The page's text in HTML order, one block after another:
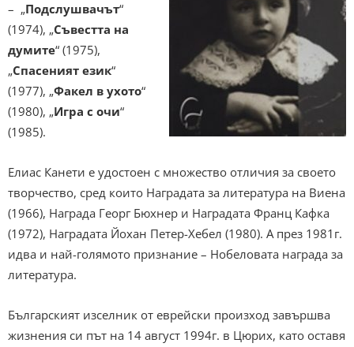
– „Подслушвачът“
(1974), „Съвестта на
думите“ (1975),
„Спасеният език“
(1977), „Факел в ухото“
(1980), „Игра с очи“
(1985).
Елиас Канети е удостоен с множество отличия за своето
творчество, сред които Наградата за литература на Виена
(1966), Награда Георг Бюхнер и Наградата Франц Кафка
(1972), Наградата Йохан Петер-Хебел (1980). А през 1981г.
идва и най-голямото признание – Нобеловата награда за
литература.
Българският изселник от еврейски произход завършва
жизнения си път на 14 август 1994г. в Цюрих, като оставя